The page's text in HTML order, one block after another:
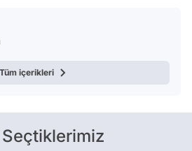
Tüm içerikleri